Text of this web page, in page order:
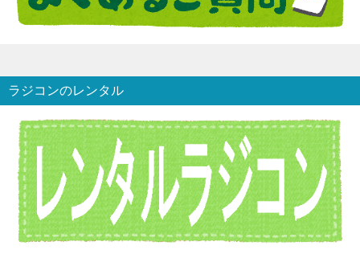
ラジコンのレンタル